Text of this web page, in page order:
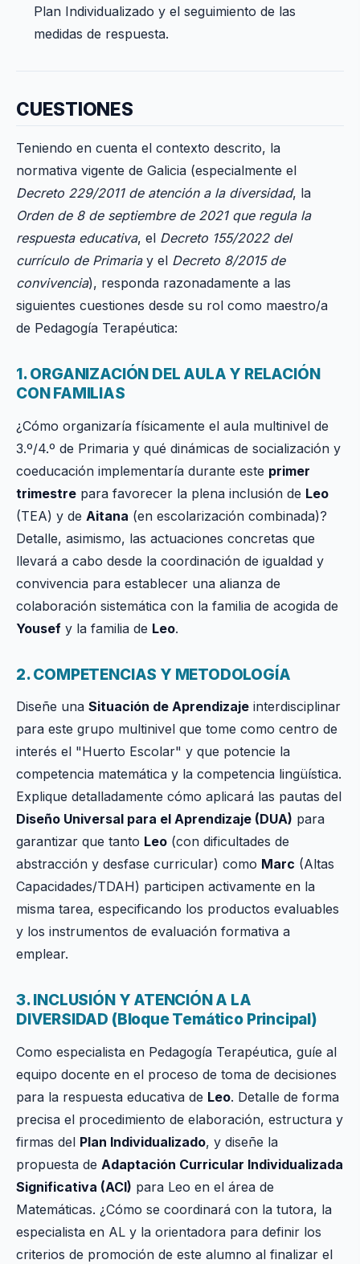
Plan Individualizado y el seguimiento de las
medidas de respuesta.
CUESTIONES
Teniendo en cuenta el contexto descrito, la
normativa vigente de Galicia (especialmente el
Decreto 229/2011 de atención a la diversidad, la
Orden de 8 de septiembre de 2021 que regula la
respuesta educativa, el Decreto 155/2022 del
currículo de Primariay el Decreto 8/2015 de
convivencia), responda razonadamente a las
siguientes cuestiones desde su rol como maestro/a
de Pedagogía Terapéutica:
1. ORGANIZACIÓN DEL AULA Y RELACIÓN
CON FAMILIAS
¿Cómo organizaría físicamente el aula multinivel de
3.º/4.º de Primaria y qué dinámicas de socialización y
coeducación implementaría durante este primer
trimestre para favorecer la plena inclusión de Leo
(TEA) y de Aitana (en escolarización combinada)?
Detalle, asimismo, las actuaciones concretas que
llevará a cabo desde la coordinación de igualdad y
convivencia para establecer una alianza de
colaboración sistemática con la familia de acogida de
Yousef y la familia de Leo.
2. COMPETENCIAS Y METODOLOGÍA
Diseñe una Situación de Aprendizaje interdisciplinar
para este grupo multinivel que tome como centro de
interés el "Huerto Escolar" y que potencie la
competencia matemática y la competencia lingüística.
Explique detalladamente cómo aplicará las pautas del
Diseño Universal para el Aprendizaje (DUA) para
garantizar que tanto Leo (con dificultades de
abstracción y desfase curricular) como Marc (Altas
Capacidades/TDAH) participen activamente en la
misma tarea, especificando los productos evaluables
y los instrumentos de evaluación formativa a
emplear.
3. INCLUSIÓN Y ATENCIÓN A LA
DIVERSIDAD (Bloque Temático Principal)
Como especialista en Pedagogía Terapéutica, guíe al
equipo docente en el proceso de toma de decisiones
para la respuesta educativa de Leo. Detalle de forma
precisa el procedimiento de elaboración, estructura y
firmas del Plan Individualizado, y diseñe la
propuesta de Adaptación Curricular Individualizada
Significativa (ACI) para Leo en el área de
Matemáticas. ¿Cómo se coordinará con la tutora, la
especialista en AL y la orientadora para definir los
criterios de promoción de este alumno al finalizar el